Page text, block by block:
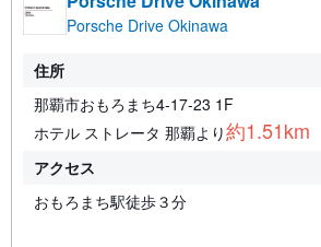
Porsche Drive Okinawa
住所
那覇市おもろまち4-17-23 1F
ホテル ストレータ 那覇より約1.51km
アクセス
おもろまち駅徒歩３分